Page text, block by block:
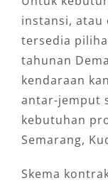
instansi, atau
tersedia
tahunan
kendaraan
antar-jemput
kebutuhan
Semarang,
Skema